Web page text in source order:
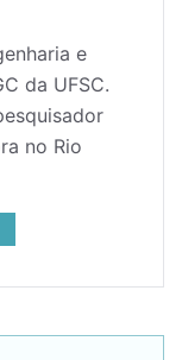
e
da UFSC.
no Rio